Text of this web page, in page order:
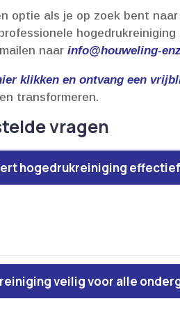
optie als je op zoek bent
naarinfo@houweling-
klikken en ontvang een
transformeren.​
vragen
hogedrukreiniging
veilig voor alle